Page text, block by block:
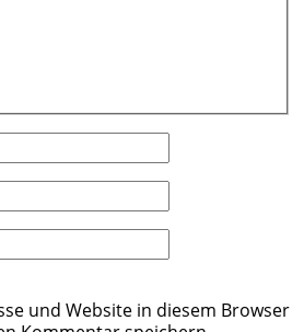
und Website in diesem Browser